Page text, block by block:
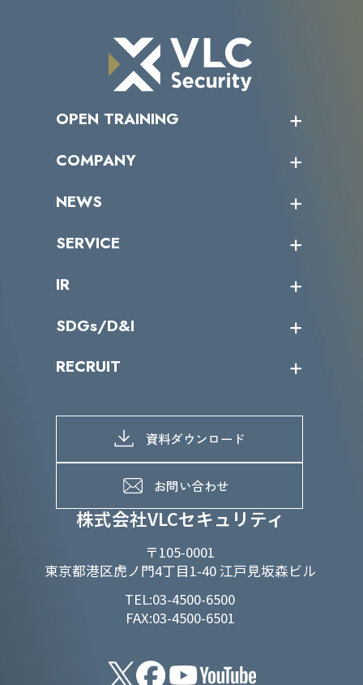
株式会社VLCセキュリティ
〒105-0001
東京都港区虎ノ門4丁目1-40 江戸見坂森ビル
TEL:03-4500-6500
FAX:03-4500-6501
OPEN TRAINING
受講者の声
COMPANY
トップメッセージ
ミッション／ビジョン
パートナー企業一覧
NEWS
サイバーニュース
SERVICE
カテゴリー別サービス一覧
IR
IRカレンダー
IRライブラリー
よくあるご質問
SDGs/D&I
当グループのマテリアリティ
SDGs推進体制
D&Iの取り組み
RECRUIT
募集職種一覧
メッセージ
メンバーインタビュー
資料ダウンロード
お問い合わせ